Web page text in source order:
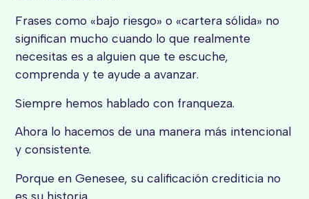
Frases como «bajo riesgo» o «cartera sólida» no
significan mucho cuando lo que realmente
necesitas es a alguien que te escuche,
comprenda y te ayude a avanzar.
Siempre hemos hablado con franqueza.
Ahora lo hacemos de una manera más intencional
y consistente.
Porque en Genesee, su calificación crediticia no
es su historia.